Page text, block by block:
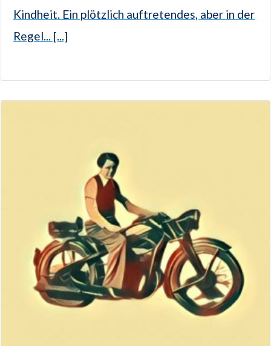
Kindheit. Ein plötzlich auftretendes, aber in der
Regel... [...]